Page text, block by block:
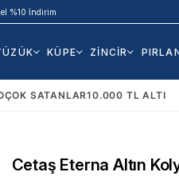
Ek %5 İndirim Fırsatı!
KÜPE ZİNCİR
ÇOK SATANLAR10.000 TL ALTI
Cetaş Eterna Altın